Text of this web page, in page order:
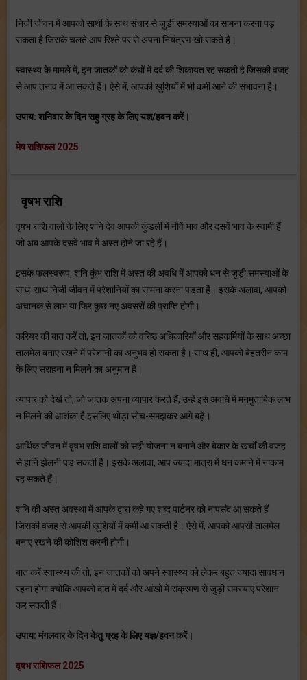
निजी जीवन में आपको साथी के साथ संचार से जुड़ी समस्याओं का सामना करना पड़
सकता है जिसके चलते आप रिश्ते पर से अपना नियंत्रण खो सकते हैं।
स्वास्थ्य के मामले में, इन जातकों को कंधों में दर्द की शिकायत रह सकती है जिसकी वजह
से आप तनाव में आ सकते हैं। ऐसे में, आपकी ख़ुशियों में भी कमी आने की संभावना है।
उपाय: शनिवार के दिन राहु ग्रह के लिए यज्ञ/हवन करें।
मेष राशिफल 2025
वृषभ राशि
वृषभ राशि वालों के लिए शनि देव आपकी कुंडली में नौवें भाव और दसवें भाव के स्वामी हैं
जो अब आपके दसवें भाव में अस्त होने जा रहे हैं।
इसके फलस्वरूप, शनि कुंभ राशि में अस्त की अवधि में आपको धन से जुड़ी समस्याओं के
साथ-साथ निजी जीवन में परेशानियों का सामना करना पड़ता है। इसके अलावा, आपको
अचानक से लाभ या फिर कुछ नए अवसरों की प्राप्ति होगी।
करियर की बात करें तो, इन जातकों को वरिष्ठ अधिकारियों और सहकर्मियों के साथ अच्छा
तालमेल बनाए रखने में परेशानी का अनुभव हो सकता है। साथ ही, आपको बेहतरीन काम
के लिए सराहना न मिलने का अनुमान है।
व्यापार को देखें तो, जो जातक अपना व्यापार करते हैं, उन्हें इस अवधि में मनमुताबिक लाभ
न मिलने की आशंका है इसलिए थोड़ा सोच-समझकर आगे बढ़ें।
आर्थिक जीवन में वृषभ राशि वालों को सही योजना न बनाने और बेकार के खर्चों की वजह
से हानि झेलनी पड़ सकती है। इसके अलावा, आप ज्यादा मात्रा में धन कमाने में नाकाम
रह सकते हैं।
शनि की अस्त अवस्था में आपके द्वारा कहे गए शब्द पार्टनर को नापसंद आ सकते हैं
जिसकी वजह से आपकी ख़ुशियों में कमी आ सकती है। ऐसे में, आपको आपसी तालमेल
बनाए रखने की कोशिश करनी होगी।
बात करें स्वास्थ्य की तो, इन जातकों को अपने स्वास्थ्य को लेकर बहुत ज्यादा सावधान
रहना होगा क्योंकि आपको दांत में दर्द और आंखों में संक्रमण से जुड़ी समस्याएं परेशान
कर सकती हैं।
उपाय: मंगलवार के दिन केतु ग्रह के लिए यज्ञ/हवन करें।
वृषभ राशिफल 2025